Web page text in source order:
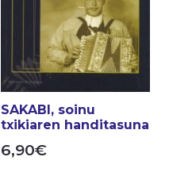
SAKABI, soinu
txikiaren handitasuna
6,90€